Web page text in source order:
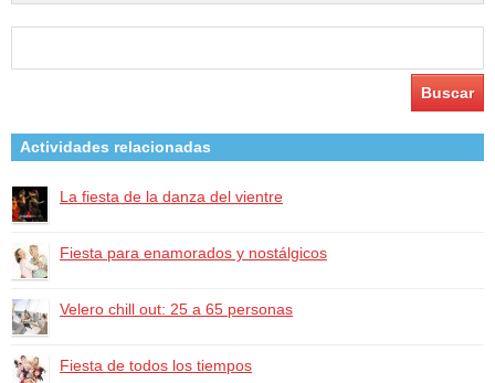
Actividades relacionadas
La fiesta de la danza del vientre
Fiesta para enamorados y nostálgicos
Velero chill out: 25 a 65 personas
Fiesta de todos los tiempos